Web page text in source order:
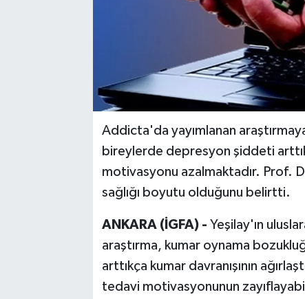
Addicta'da yayımlanan
bireylerde depresyon şiddeti
motivasyonu azalmaktadır. Prof.
sağlığı boyutu olduğunu belirtti.
ANKARA (İGFA) - Yeşilay'ın
araştırma, kumar oynama
arttıkça kumar davranışının
tedavi motivasyonunun